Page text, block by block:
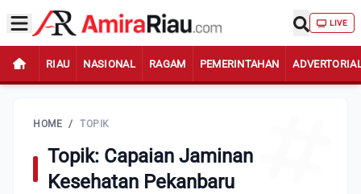
LIVE
RIAU NASIONAL RAGAM PEMERINTAHAN
HOME / TOPIK
Topik: Capaian Jaminan
Kesehatan Pekanbaru